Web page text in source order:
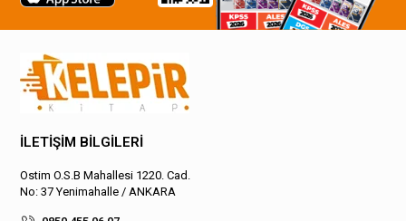
İLETİŞİM BİLGİLERİ
Ostim O.S.B Mahallesi 1220. Cad.
No: 37 Yenimahalle / ANKARA